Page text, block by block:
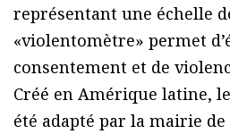
représentant une échelle
«violentomètre» permet
consentement et de
Créé en Amérique latine,
été adapté par la mairie de